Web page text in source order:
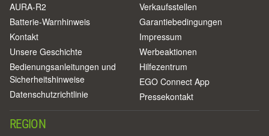
AURA-R2
Batterie-Warnhinweis
Kontakt
Unsere Geschichte
Bedienungsanleitungen und
Sicherheitshinweise
Datenschutzrichtlinie
Verkaufsstellen
Garantiebedingungen
Impressum
Werbeaktionen
Hilfezentrum
EGO Connect App
Pressekontakt
REGION